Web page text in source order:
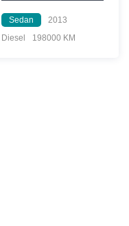
Sedan
2013
Diesel
198000 KM